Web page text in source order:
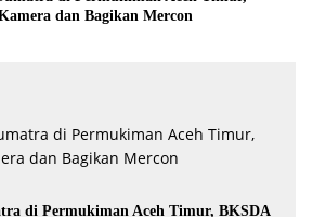
dan Bagikan Mercon
di Permukiman Aceh Timur, BKSDA